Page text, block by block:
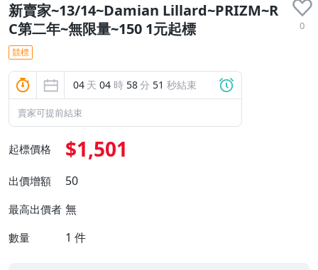
新賣家~13/14~Damian Lillard~PRIZM~R
C第二年~無限量~150 1元起標
0
競標
04 天 04 時 58分 50 秒結束
賣家可提前結束
起標價格 $1,501
出價增額 50
最高出價者 無
數量 1 件